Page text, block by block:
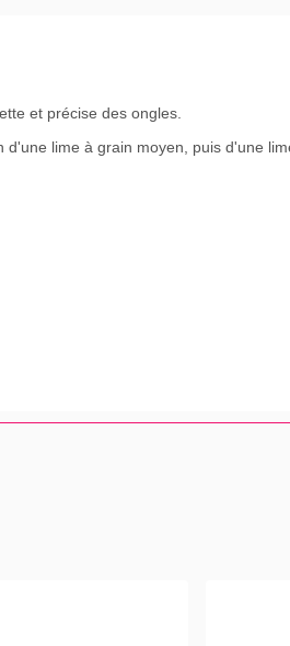
et précise des ongles.
lime à grain moyen, puis d'une